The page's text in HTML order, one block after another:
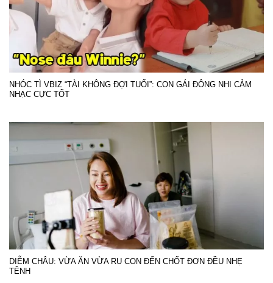
NHÓC TÌ VBIZ “TÀI KHÔNG ĐỢI TUỔI”: CON GÁI ĐÔNG NHI CẢM
NHẠC CỰC TỐT
DIỄM CHÂU: VỪA ĂN VỪA RU CON ĐẾN CHỐT ĐƠN ĐỀU NHẸ
TÊNH